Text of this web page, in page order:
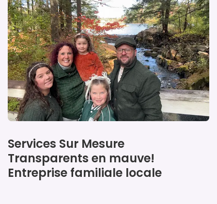
Our specialties
Services Sur Mesure
Transparents en mauve!
Entreprise familiale locale